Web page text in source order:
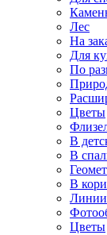
Лес
На
Для
По
Цветы
В
В
В
Линии
Цветы